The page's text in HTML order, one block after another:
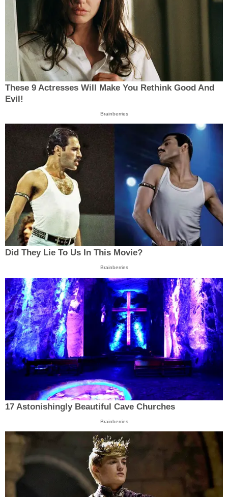
These 9 Actresses Will Make You Rethink Good And
Evil!
Brainberries
Did They Lie To Us In This Movie?
Brainberries
17 Astonishingly Beautiful Cave Churches
Brainberries